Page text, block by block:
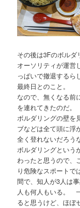
その後は3Fのボル
オーソリティが運営
っぱいで撤退するら
最終日とのこと。
なので、無くなる前
を連れてきたのだ。
ボルダリングの壁を
ブなどは全て頭に浮
全く登れないだろうな
ボルダリングという
わったと思うので
り危険なスポート
間で、知人が3人は
人も何人もいる。
ると思うけど、ほぼ